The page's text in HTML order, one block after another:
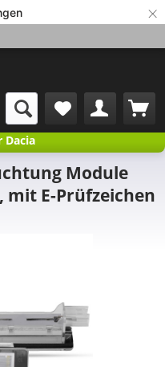
×
Dacia
Module
mit E-Prüfzeichen